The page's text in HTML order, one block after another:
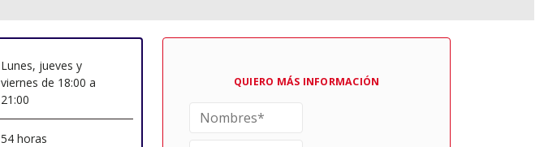
Lunes, jueves y
viernes de 18:00 a
21:00
54 horas
QUIERO MÁS INFORMACIÓN